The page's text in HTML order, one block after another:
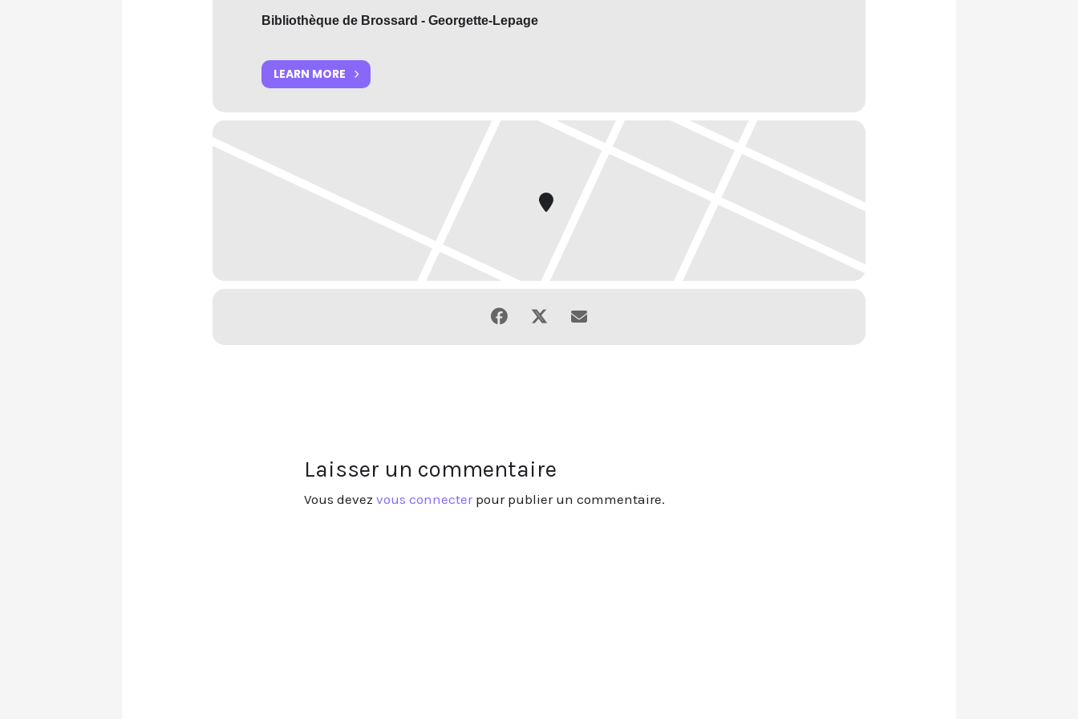
Bibliothèque de Brossard - Georgette-Lepage
LEARN MORE
Laisser un commentaire
Vous devez vous connecterpour publier un commentaire.